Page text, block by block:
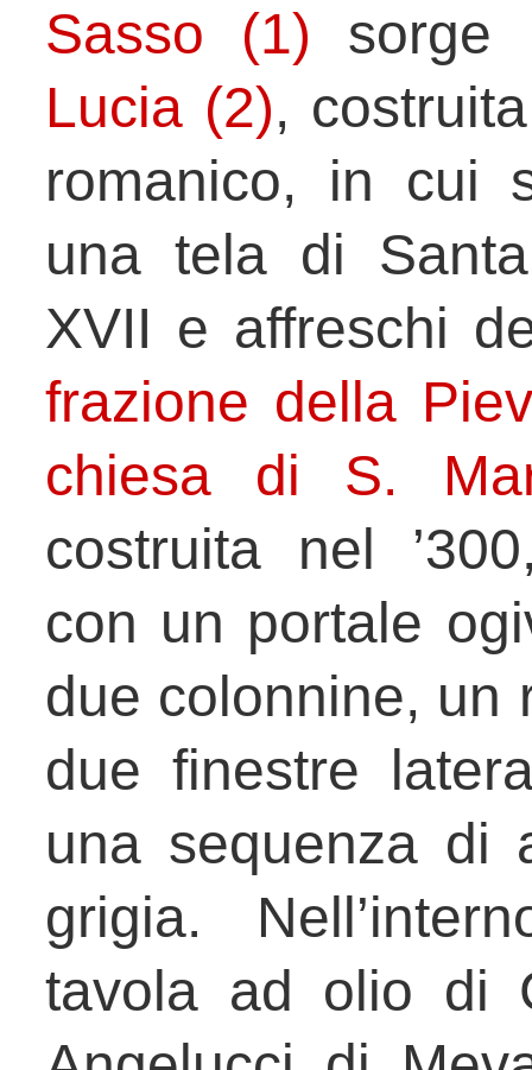
Sasso (1)
Lucia (2),
romanico, in cui
una tela di
XVII e affreschi
frazione della
chiesa di S.
costruita nel
con un portale
due colonnine, un
due finestre
una sequenza di
grigia.
tavola ad olio di